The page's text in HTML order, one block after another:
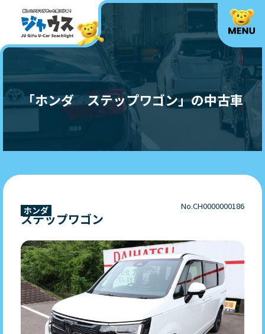
「ホンダ ステップワゴン」の中古車
No.CH0000000186
ホンダ
ステップワゴン